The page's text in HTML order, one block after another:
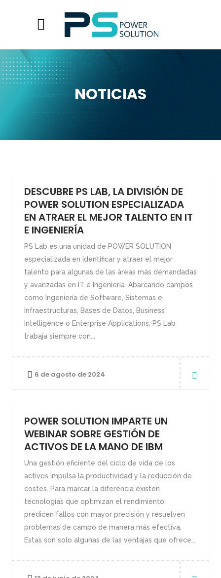
NOTICIAS
DESCUBRE PS LAB, LA DIVISIÓN DE
POWER SOLUTION ESPECIALIZADA
EN ATRAER EL MEJOR TALENTO EN IT
E INGENIERÍA
PS Lab es una unidad de POWER SOLUTION
especializada en identificar y atraer el mejor
talento para algunas de las áreas más demandadas
y avanzadas en IT e Ingeniería. Abarcando campos
como Ingeniería de Software, Sistemas e
Infraestructuras, Bases de Datos, Business
Intelligence o Enterprise Applications, PS Lab
trabaja siempre con...
6 de agosto de 2024
POWER SOLUTION IMPARTE UN
WEBINAR SOBRE GESTIÓN DE
ACTIVOS DE LA MANO DE IBM
Una gestión eficiente del ciclo de vida de los
activos impulsa la productividad y la reducción de
costes. Para marcar la diferencia existen
tecnologías que optimizan el rendimiento,
predicen fallos con mayor precisión y resuelven
problemas de campo de manera más efectiva.
Estas son solo algunas de las ventajas que ofrece...